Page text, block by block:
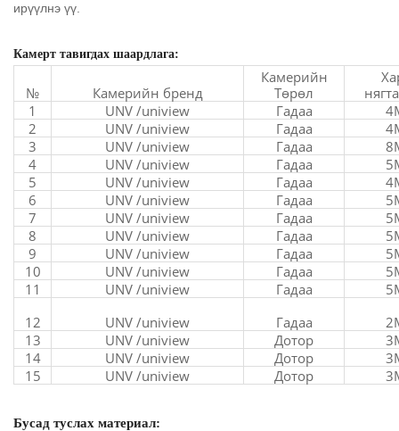
ирүүлнэ үү.
Камерт тавигдах шаардлага:
№ Камерийн бренд
Камерийн
Төрөл
1
UNV /uniview Гадаа
2
UNV /uniview Гадаа
3
UNV /uniview Гадаа
4
UNV /uniview Гадаа
5
UNV /uniview Гадаа
6
UNV /uniview Гадаа
7
UNV /uniview Гадаа
8
UNV /uniview Гадаа
9
UNV /uniview Гадаа
10
UNV /uniview Гадаа
11
UNV /uniview Гадаа
12
UNV /uniview Гадаа
13
UNV /uniview Дотор
14
UNV /uniview Дотор
15
UNV /uniview Дотор
Бусад туслах материал: